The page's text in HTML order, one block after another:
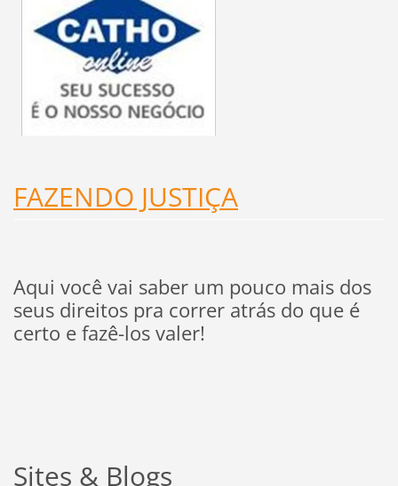
FAZENDO JUSTIÇA
Aqui você vai saber um pouco mais dos
seus direitos pra correr atrás do que é
certo e fazê-los valer!
Sites & Blogs